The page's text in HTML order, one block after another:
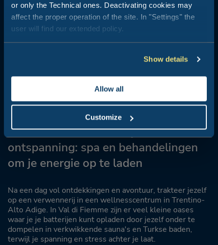
or only the Technical ones. Deactivating cookies may
affect the proper operation of the site. In "Settings" the
user will find our extended policy.
Show details
Allow all
Customize
Geniet van een koninklijke
ontspanning: spa en behandelingen
om je energie op te laden
Na een dag vol ontdekkingen en avontuur, trakteer jezelf
op een verwennerij in een wellnesscentrum in Trentino-
Alto Adige. In Val di Fiemme zijn er veel kleine oases
waar je je batterijen kunt opladen door jezelf onder te
dompelen in verkwikkende sauna's en Turkse baden,
terwijl je spanning en stress achter je laat.